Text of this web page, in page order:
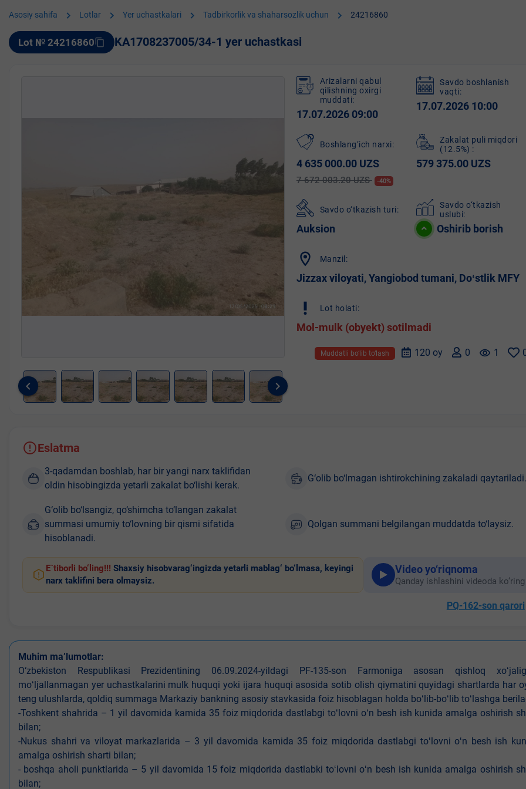
Asosiy sahifa chevron_right Lotlar chevron_right Yer uchastkalari chevron_right Tadbirkorlik va shaharsozlik uchun chevron_right 24216860
Lot № 24216860content_copy KA1708237005/34-1 yer uchastkasi
8
keyboard_arrow_left keyboard_arrow_right
Arizalarni qabul
qilishning oxirgi
muddati:
17.07.2026 09:00
Savdo boshlanish
vaqti:
17.07.2026 10:00
Boshlang‘ich narxi:
4 635 000.00 UZS
7 672 003.20 UZS -40%
Zakalat puli miqdori
(12.5%) :
579 375.00 UZS
Savdo o‘tkazish turi:
Auksion
Savdo o‘tkazish
uslubi:
Oshirib borish
location_on Manzil:
Jizzax viloyati, Yangiobod tumani, Doʻstlik MFY
priority_high Lot holati:
Mol-mulk (obyekt) sotilmadi
remove_red_eye 1
0
120 oy
Muddatli bo‘lib to‘lash
Eslatma
3-qadamdan boshlab, har bir yangi narx taklifidan
oldin hisobingizda yetarli zakalat bo‘lishi kerak.
G‘olib bo‘lmagan ishtirokchining zakaladi qaytariladi.
G‘olib bo‘lsangiz, qo‘shimcha to‘langan zakalat
summasi umumiy to‘lovning bir qismi sifatida
hisoblanadi.
Qolgan summani belgilangan muddatda to‘laysiz.
E`tiborli bo‘ling!!! Shaxsiy hisobvarag‘ingizda yetarli mablag‘ bo‘lmasa, keyingi
narx taklifini bera olmaysiz.
Video yo‘riqnoma
Qanday ishlashini videoda ko‘ring
PQ-162-son qarori
Muhim ma’lumotlar:
O‘zbekiston Respublikasi Prezidentining 06.09.2024-yildagi PF-135-son Farmoniga asosan qishloq
moʻljallanmagan yer uchastkalarini mulk huquqi yoki ijara huquqi asosida sotib olish qiymatini quyidagi shartlarda har
teng ulushlarda, qoldiq summaga Markaziy bankning asosiy stavkasida foiz hisoblagan holda boʻlib-boʻlib toʻlashga
-Toshkent shahrida – 1 yil davomida kamida 35 foiz miqdorida dastlabgi toʻlovni oʻn besh ish kunida amalga oshirish
bilan;
-Nukus shahri va viloyat markazlarida – 3 yil davomida kamida 35 foiz miqdorida dastlabgi toʻlovni oʻn besh ish
amalga oshirish sharti bilan;
- boshqa aholi punktlarida – 5 yil davomida 15 foiz miqdorida dastlabki toʻlovni oʻn besh ish kunida amalga oshirish
bilan;